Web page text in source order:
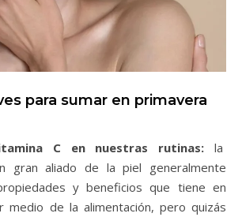
para sumar en primavera
C en nuestras rutinas: la
gran aliado de la piel generalmente
y beneficios que tiene en
medio de la alimentación, pero quizás